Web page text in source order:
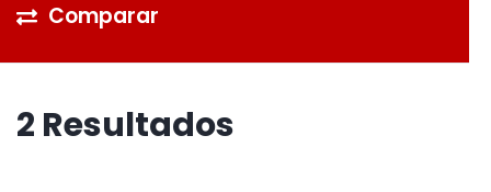
Comparar
2 Resultados